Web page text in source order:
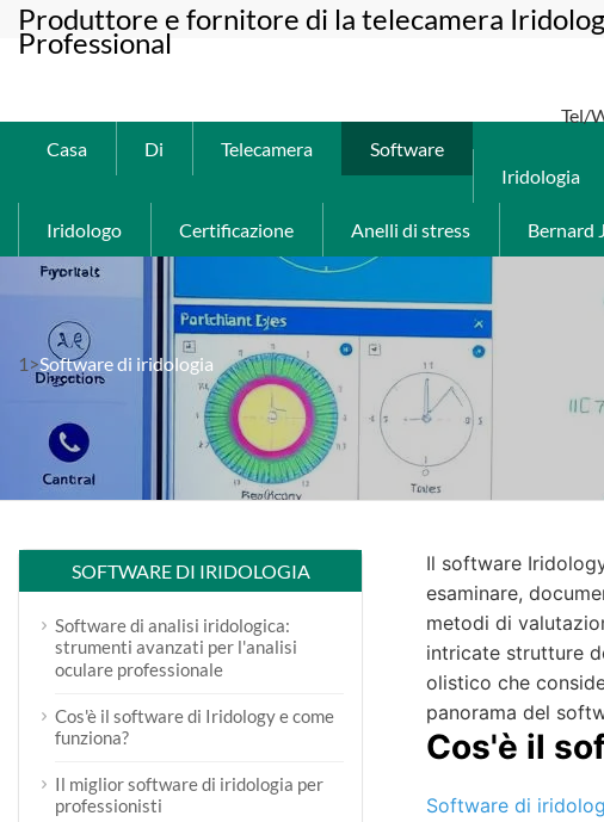
Produttore e fornitore di la telecamera
Professional
Tel/
Casa
Di Telecamera
Software
Iridologia
Iridologo Certificazione Anelli di stress Bernard
1>Software di iridologia
Il software
esaminare,
metodi di
intricate strutture
olistico che
panorama del
Cos'è il
Software di
SOFTWARE DI IRIDOLOGIA
Software di analisi iridologica:
strumenti avanzati per l'analisi
oculare professionale
Cos'è il software di Iridology e come
funziona?
Il miglior software di iridologia per
professionisti